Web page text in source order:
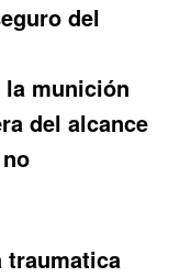
del
la munición
del alcance
traumatica